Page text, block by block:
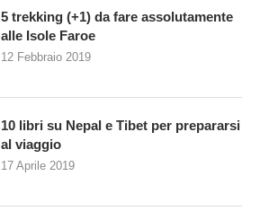
5 trekking (+1) da fare assolutamente
alle Isole Faroe
12 Febbraio 2019
10 libri su Nepal e Tibet per prepararsi
al viaggio
17 Aprile 2019